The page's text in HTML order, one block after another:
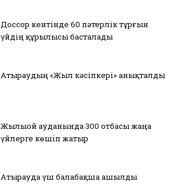
Доссор кентінде 60 пәтерлік тұрғын
үйдің құрылысы басталады
Атыраудың «Жыл кәсіпкері» анықталды
Жылыой ауданында 300 отбасы жаңа
үйлерге көшіп жатыр
Атырауда үш балабақша ашылды